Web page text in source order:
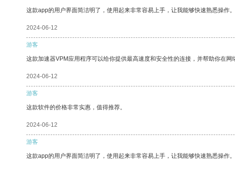
这款app的用户界面简洁明了，使用起来非常容易上手，让我能够快速熟悉操作
2024-06-12
游客
这款加速器VPM应用程序可以给你提供最高速度和安全性的连接，并帮助你在网
2024-06-12
游客
这款软件的价格非常实惠，值得推荐。
2024-06-12
游客
这款app的用户界面简洁明了，使用起来非常容易上手，让我能够快速熟悉操作。